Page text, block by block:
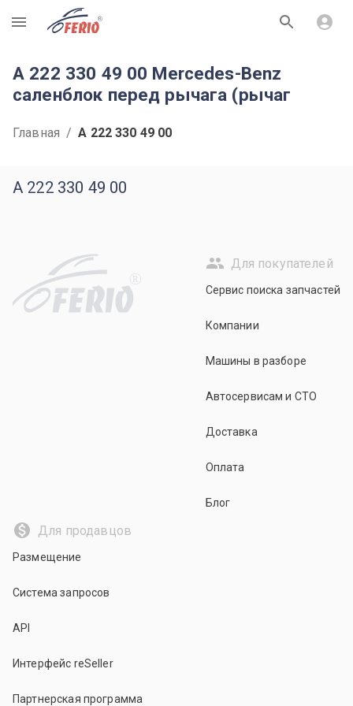
R
A 222 330 49 00 Mercedes-Benz
саленблок перед рычага (рычаг
Главная / A 222 330 49 00
A 222 330 49 00
R
Для покупателей
Сервис поиска запчастей
Компании
Машины в разборе
Автосервисам и СТО
Доставка
Оплата
Блог
Для продавцов
Размещение
Система запросов
API
Интерфейс reSeller
Партнерская программа